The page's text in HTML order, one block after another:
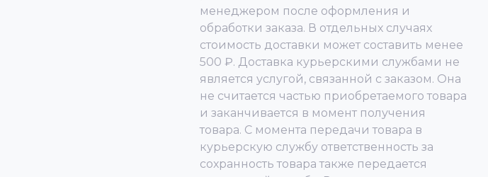
менеджером после оформления и
обработки заказа. В отдельных случаях
стоимость доставки может составить менее
500 ₽. Доставка курьерскими службами не
является услугой, связанной с заказом. Она
не считается частью приобретаемого товара
и заканчивается в момент получения
товара. С момента передачи товара в
курьерскую службу ответственность за
сохранность товара также передается